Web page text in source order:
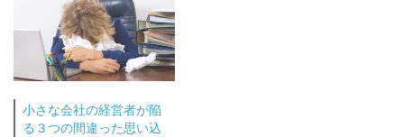
小さな会社の経営者が陥
る３つの間違った思い込